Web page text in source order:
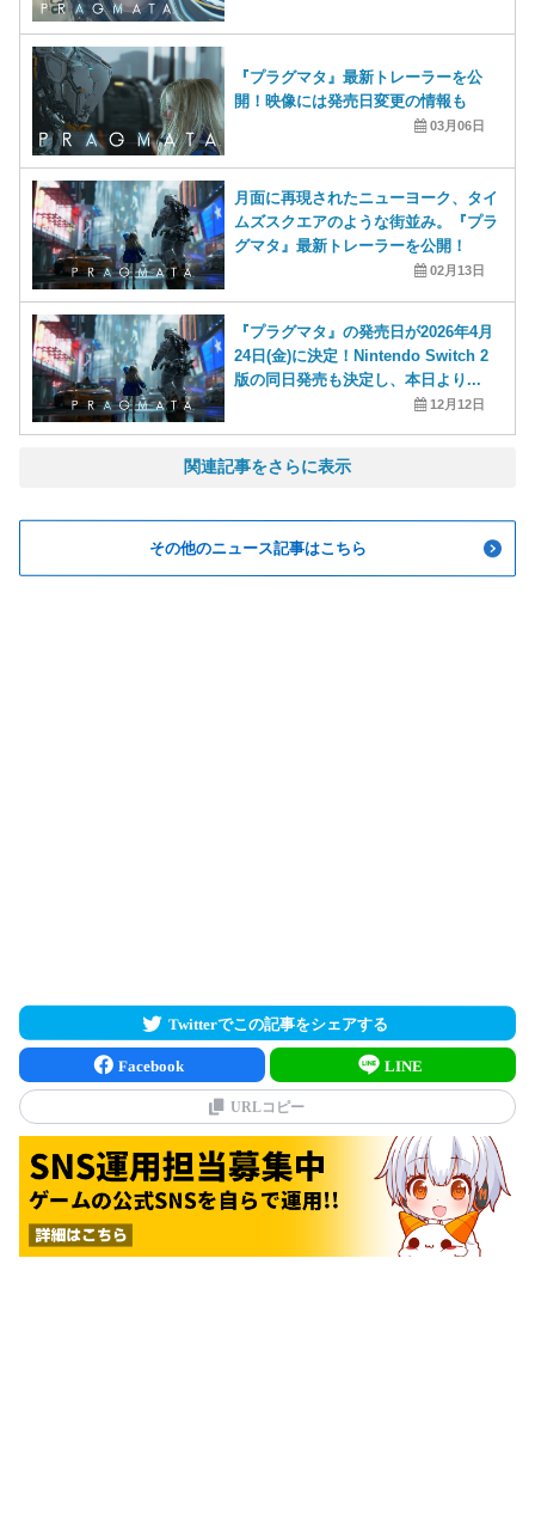
『プラグマタ』最新トレーラーを公
開！映像には発売日変更の情報も
03月06日
月面に再現されたニューヨーク、タイ
ムズスクエアのような街並み。『プラ
グマタ』最新トレーラーを公開！
02月13日
『プラグマタ』の発売日が2026年4月
24日(金)に決定！Nintendo Switch 2
版の同日発売も決定し、本日より...
12月12日
その他のニュース記事はこちら
Twitterでこの記事をシェアする
Facebook LINE
URLコピー